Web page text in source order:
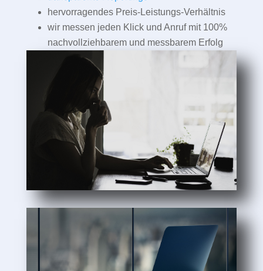
hervorragendes Preis-Leistungs-Verhältnis
wir messen jeden Klick und Anruf mit 100%
nachvollziehbarem und messbarem Erfolg